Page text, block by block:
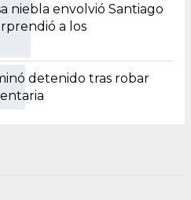
niebla envolvió Santiago
a los
detenido tras robar